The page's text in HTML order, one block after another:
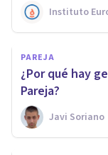
Instituto
PAREJA
¿Por qué hay
Pareja?
Javi Soriano